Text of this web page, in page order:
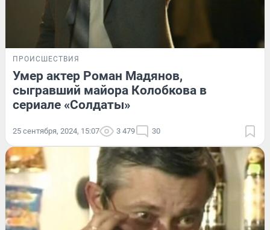
ПРОИСШЕСТВИЯ
Умер актер Роман Мадянов,
сыгравший майора Колобкова в
сериале «Солдаты»
25 сентября, 2024, 15:07 3 479 30